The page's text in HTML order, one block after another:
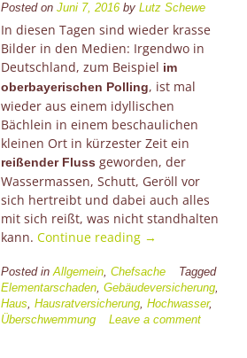
Posted on Juni 7, 2016by Lutz Schewe
In diesen Tagen sind wieder krasse
Bilder in den Medien: Irgendwo in
Deutschland, zum Beispiel im
oberbayerischen Polling, ist mal
wieder aus einem idyllischen
Bächlein in einem beschaulichen
kleinen Ort in kürzester Zeit ein
reißender Fluss geworden, der
Wassermassen, Schutt, Geröll vor
sich hertreibt und dabei auch alles
mit sich reißt, was nicht standhalten
kann. Continue reading “Chefsache
Klimawandel
findet
statt,
wenn
→
Posted inAllgemein, Chefsache
Tagged
Elementarschaden, Gebäudeversicherung,
Haus, Hausratversicherung, Hochwasser,
Überschwemmung
Leave a comment